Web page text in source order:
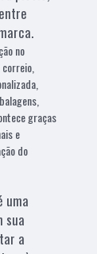
no
graças
e
do
uma
sua
a